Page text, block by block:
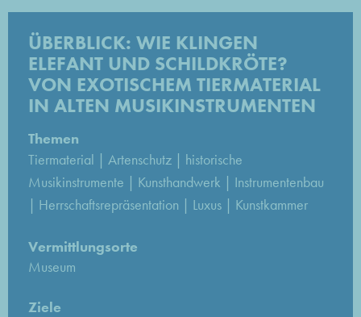
ÜBERBLICK: WIE KLINGEN
ELEFANT UND SCHILDKRÖTE?
VON EXOTISCHEM TIERMATERIAL
IN ALTEN MUSIKINSTRUMENTEN
Themen
Tiermaterial | Artenschutz | historische
Musikinstrumente | Kunsthandwerk | Instrumentenbau
| Herrschaftsrepräsentation | Luxus | Kunstkammer
Vermittlungsorte
Museum
Ziele